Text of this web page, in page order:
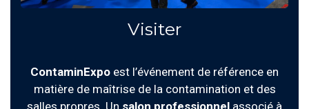
Visiter
ContaminExpo est l’événement de référence en
matière de maîtrise de la contamination et des